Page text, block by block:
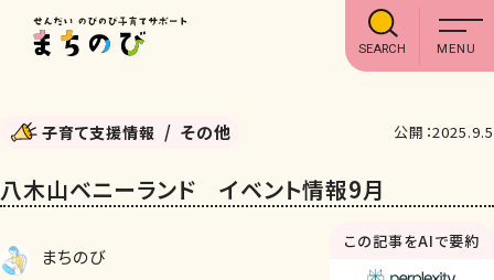
SEARCH
子育て支援情報 その他 公開：2025.9.5
八木山ベニーランド イベント情報9月
まちのび
この記事をAIで要約